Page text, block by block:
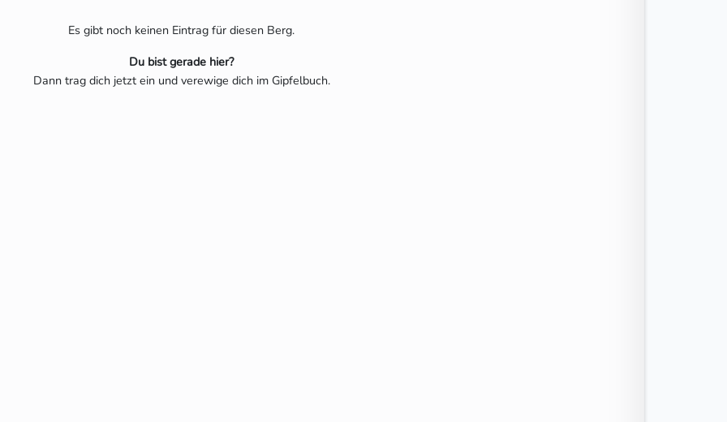
Es gibt noch keinen Eintrag für diesen Berg.
Du bist gerade hier?
Dann trag dich jetzt ein und verewige dich im Gipfelbuch.